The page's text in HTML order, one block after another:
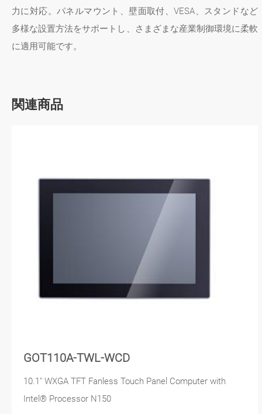
力に対応。パネルマウント、壁面取付、VESA、スタンドなど
多様な設置方法をサポートし、さまざまな産業制御環境に柔軟
に適用可能です。
関連商品
GOT110A-TWL-WCD
10.1" WXGA TFT Fanless Touch Panel Computer with
Intel® Processor N150